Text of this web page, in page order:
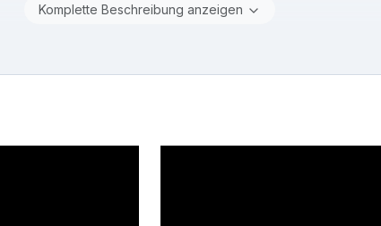
Komplette Beschreibung anzeigen